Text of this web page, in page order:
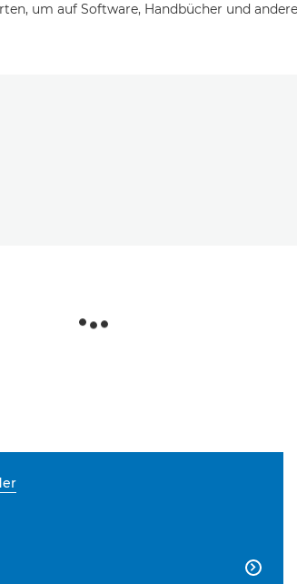
um auf Software, Handbücher und
